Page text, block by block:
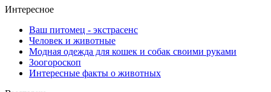
Интересное
Ваш питомец - экстрасенс
Человек и животные
Модная одежда для кошек и собак своими руками
Зоогороскоп
Интересные факты о животных